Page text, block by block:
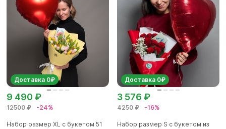
Доставка 0₽
12500 ₽ -24%
9 490 ₽
Набор размер XL с букетом 51
Доставка 0₽
4250 ₽ -16%
3 576 ₽
Набор размер S с букетом из